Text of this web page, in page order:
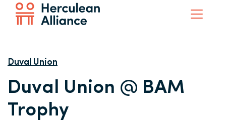
Duval Union
Duval Union @ BAM
Trophy